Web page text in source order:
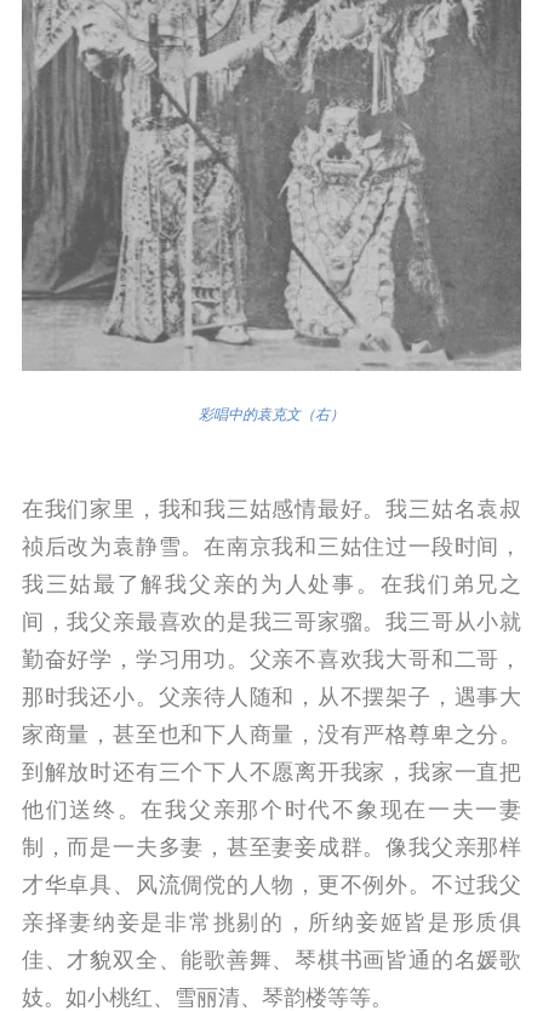
彩唱中的袁克文（右）
在我们家里，我和我三姑感情最好。我三姑名袁叔
祯后改为袁静雪。在南京我和三姑住过一段时间，
我三姑最了解我父亲的为人处事。 在我们弟兄之
间，我父亲最喜欢的是我三哥家骝。我三哥从小就
勤奋好学，学习用功。父亲不喜欢我大哥和二哥，
那时我还小。 父亲待人随和，从不摆架子，遇事大
家商量，甚至也和下人商量，没有严格尊卑之分。
到解放时还有三个下人不愿离开我家，我家一直把
他们送终。在我父亲那个时代不象现在一夫一妻
制，而是一夫多妻，甚至妻妾成群。像我父亲那样
才华卓具、风流倜傥的人物，更不例外。 不过我父
亲择妻纳妾是非常挑剔的，所纳妾姬皆是形质俱
佳、才貌双全、能歌善舞、琴棋书画皆通的名媛歌
妓。如小桃红、雪丽清、琴韵楼等等。